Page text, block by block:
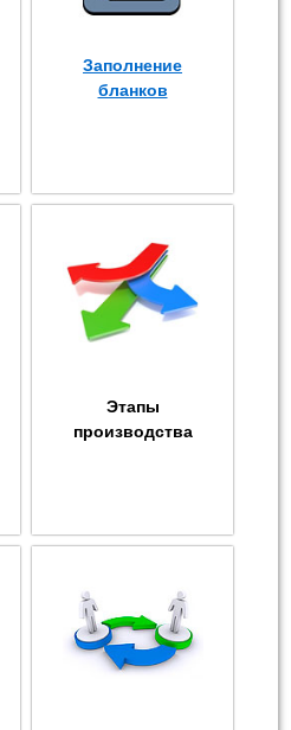
Заполнение
бланков
Этапы
производства